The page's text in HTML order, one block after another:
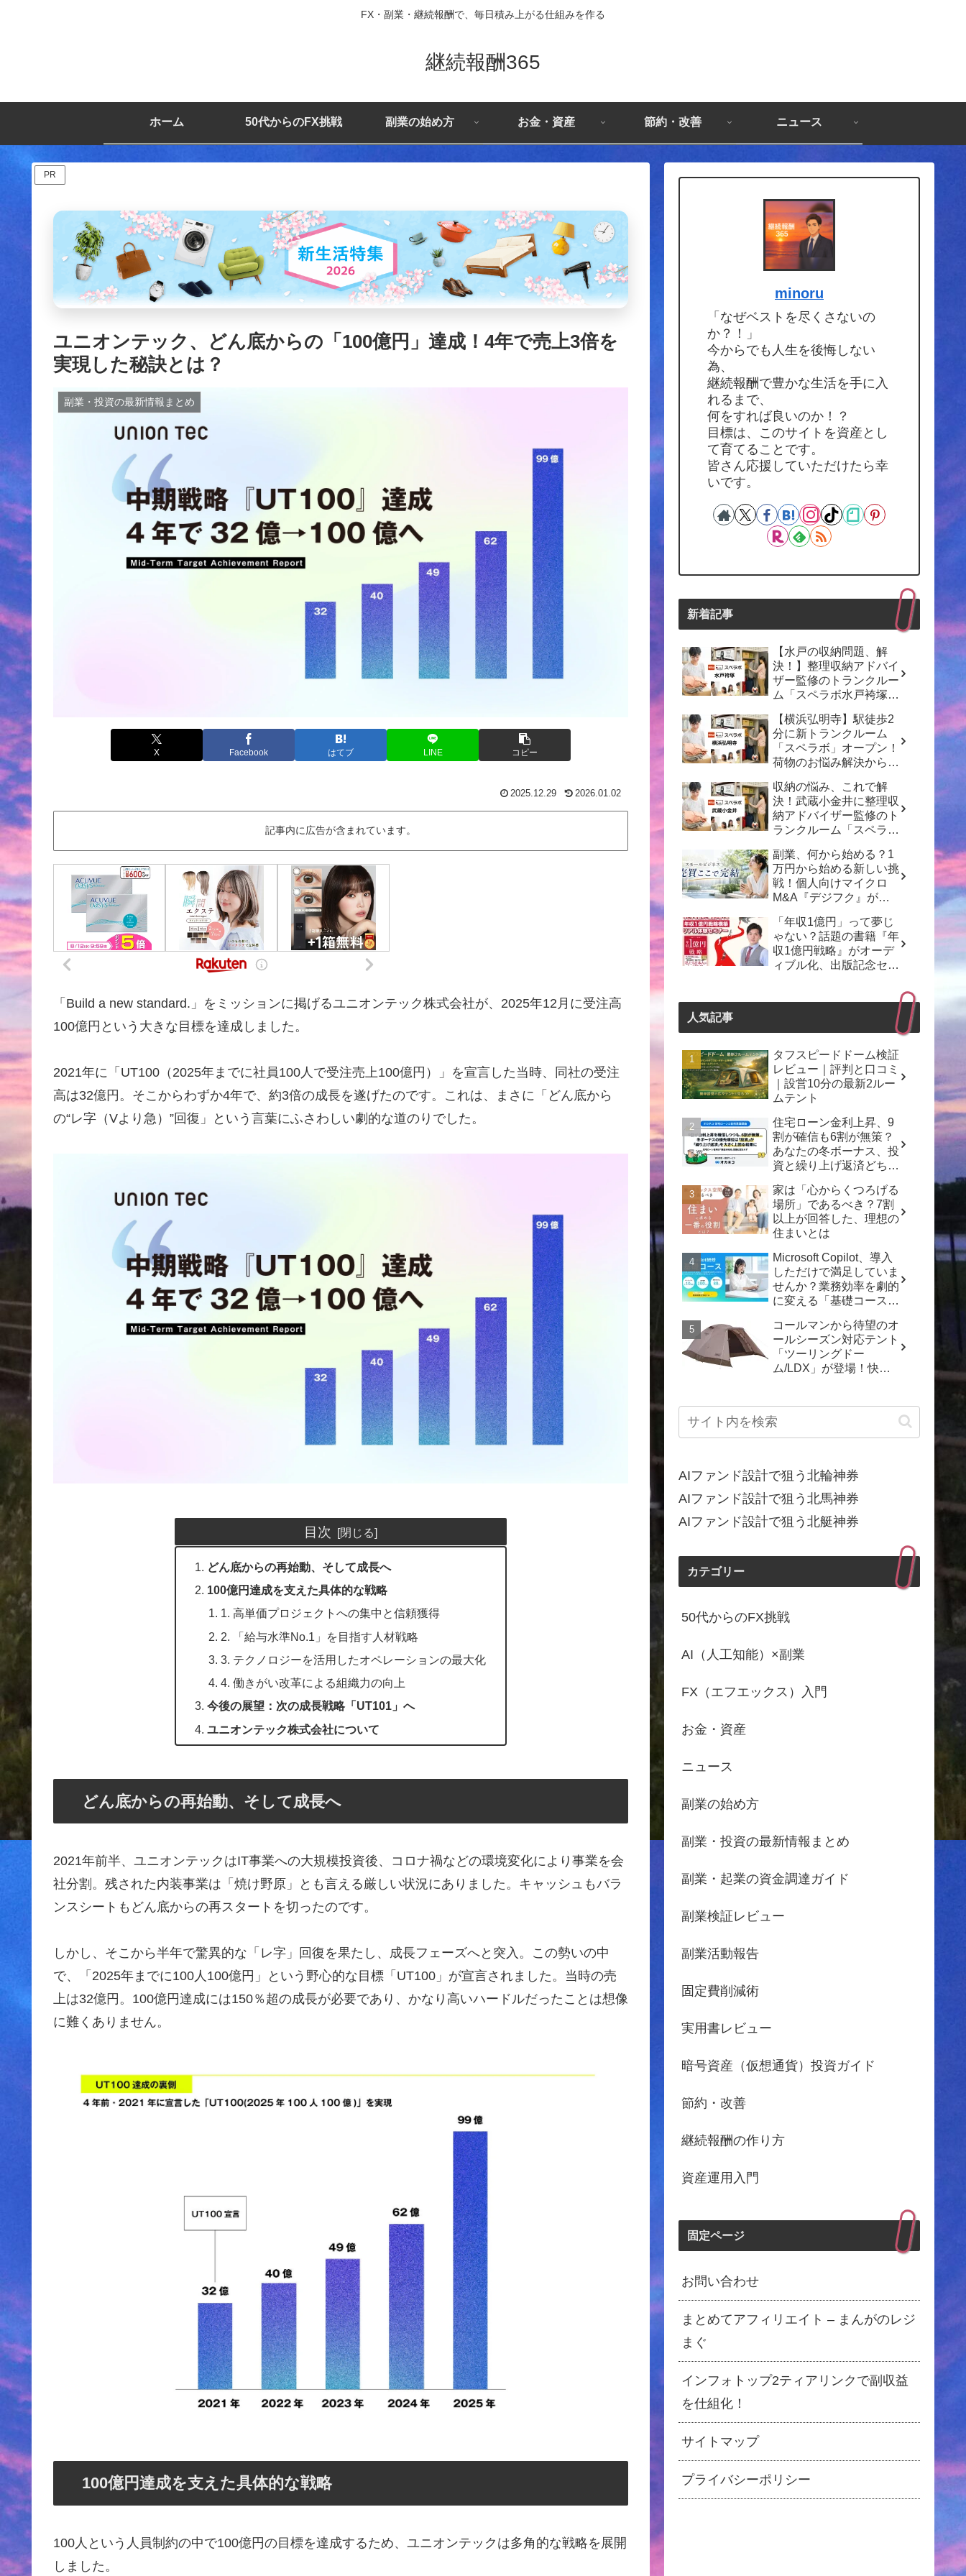
FX・副業・継続報酬で、毎日積み上がる仕組みを作る
継続報酬365
ホーム 50代からのFX挑戦 副業の始め方 お金・資産 節約・改善 ニュース
PR
ユニオンテック、どん底からの「100億円」達成！4年で売上3倍を
実現した秘訣とは？
副業・投資の最新情報まとめ
X Facebook はてブ LINE コピー
2025.12.29 2026.01.02
記事内に広告が含まれています。
「Build a new standard.」をミッションに掲げるユニオンテック株式会社が、2025年12月に受注高
100億円という大きな目標を達成しました。
2021年に「UT100（2025年までに社員100人で受注売上100億円）」を宣言した当時、同社の受注
高は32億円。そこからわずか4年で、約3倍の成長を遂げたのです。これは、まさに「どん底から
の“レ字（Vより急）”回復」という言葉にふさわしい劇的な道のりでした。
目次
どん底からの再始動、そして成長へ
100億円達成を支えた具体的な戦略
1. 高単価プロジェクトへの集中と信頼獲得
2. 「給与水準No.1」を目指す人材戦略
3. テクノロジーを活用したオペレーションの最大化
4. 働きがい改革による組織力の向上
今後の展望：次の成長戦略「UT101」へ
ユニオンテック株式会社について
どん底からの再始動、そして成長へ
2021年前半、ユニオンテックはIT事業への大規模投資後、コロナ禍などの環境変化により事業を会
社分割。残された内装事業は「焼け野原」とも言える厳しい状況にありました。キャッシュもバラ
ンスシートもどん底からの再スタートを切ったのです。
しかし、そこから半年で驚異的な「レ字」回復を果たし、成長フェーズへと突入。この勢いの中
で、「2025年までに100人100億円」という野心的な目標「UT100」が宣言されました。当時の売
上は32億円。100億円達成には150％超の成長が必要であり、かなり高いハードルだったことは想像
に難くありません。
100億円達成を支えた具体的な戦略
100人という人員制約の中で100億円の目標を達成するため、ユニオンテックは多角的な戦略を展開
しました。
minoru
「なぜベストを尽くさないの
か？！」
今からでも人生を後悔しない
為、
継続報酬で豊かな生活を手に入
れるまで、
何をすれば良いのか！？
目標は、このサイトを資産とし
て育てることです。
皆さん応援していただけたら幸
いです。
新着記事
【水戸の収納問題、解
決！】整理収納アドバイ
ザー監修のトランクルー
ム「スペラボ水戸袴塚
【横浜弘明寺】駅徒歩2
分に新トランクルーム
「スペラボ」オープン！
荷物のお悩み解決から賢
収納の悩み、これで解
決！武蔵小金井に整理収
納アドバイザー監修のト
ランクルーム「スペラ
副業、何から始める？1
万円から始める新しい挑
戦！個人向けマイクロ
M&A『デジフク』が正
「年収1億円」って夢じ
ゃない？話題の書籍『年
収1億円戦略』がオーデ
ィブル化、出版記念セミ
人気記事
タフスピードドーム検証
レビュー｜評判と口コミ
｜設営10分の最新2ルー
ムテント
住宅ローン金利上昇、9
割が確信も6割が無策？
あなたの冬ボーナス、投
資と繰り上げ返済どちら
家は「心からくつろげる
場所」であるべき？7割
以上が回答した、理想の
住まいとは
Microsoft Copilot、導入
しただけで満足していま
せんか？業務効率を劇的
に変える「基礎コース」
よう！
コールマンから待望のオ
ールシーズン対応テント
「ツーリングドー
ム/LDX」が登場！快適
AIファンド設計で狙う北輪神券
AIファンド設計で狙う北馬神券
AIファンド設計で狙う北艇神券
カテゴリー
50代からのFX挑戦
AI（人工知能）×副業
FX（エフエックス）入門
お金・資産
ニュース
副業の始め方
副業・投資の最新情報まとめ
副業・起業の資金調達ガイド
副業検証レビュー
副業活動報告
固定費削減術
実用書レビュー
暗号資産（仮想通貨）投資ガイド
節約・改善
継続報酬の作り方
資産運用入門
固定ページ
お問い合わせ
まとめてアフィリエイト – まんがのレジ
まぐ
インフォトップ2ティアリンクで副収益
を仕組化！
サイトマップ
プライバシーポリシー